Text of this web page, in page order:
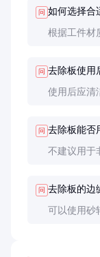
寿命。
问 如何选择合
根据工件材
问 去除板使用
使用后应清
问 去除板能否
不建议用于
问 去除板的边
可以使用砂